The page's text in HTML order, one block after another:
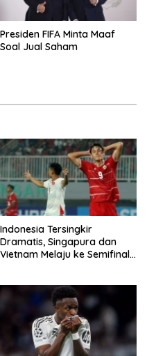
Presiden FIFA Minta Maaf
Soal Jual Saham
Indonesia Tersingkir
Dramatis, Singapura dan
Vietnam Melaju ke Semifinal